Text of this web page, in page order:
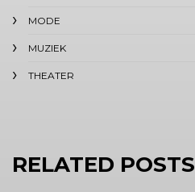
MODE
MUZIEK
THEATER
RELATED POSTS